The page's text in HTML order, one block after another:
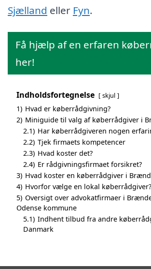
Sjælland eller Fyn.
Få hjælp af en erfaren
her!
Indholdsfortegnelse skjul
1) Hvad er køberrådgivning?
2) Miniguide til valg af køberrådgiver i
2.1) Har køberrådgiveren nogen
2.2) Tjek firmaets kompetencer
2.3) Hvad koster det?
2.4) Er rådgivningsfirmaet forsikret?
3) Hvad koster en køberrådgiver i
4) Hvorfor vælge en lokal køberrådgiver?
5) Oversigt over advokatfirmaer i
Odense kommune
5.1) Indhent tilbud fra andre
Danmark